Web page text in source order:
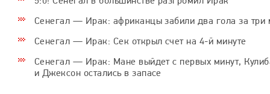
Сенегал — Ирак: африканцы забили два гола за три
Сенегал — Ирак: Сек открыл счет на 4-й минуте
Сенегал — Ирак: Мане выйдет с первых минут,
и Джексон остались в запасе